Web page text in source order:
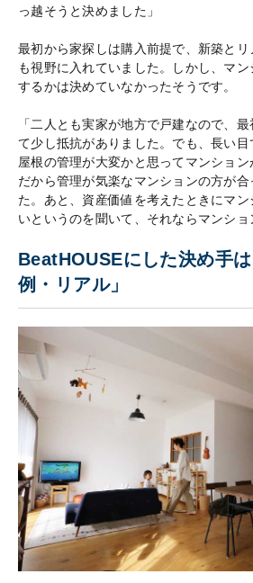
っ越そうと決めました」
最初から家探しは購入前提で、新築と
も視野に入れていました。しかし、マ
するかは決めていなかったそうです。
「二人とも実家が地方で戸建なので、
て少し抵抗がありました。でも、長い
屋根の管理が大変かと思ってマンショ
だから管理が気楽なマンションの方が
た。あと、資産価値を考えたときにマ
いというのを聞いて、それならマンショ
BeatHOUSEにした決め手
例・リアル」